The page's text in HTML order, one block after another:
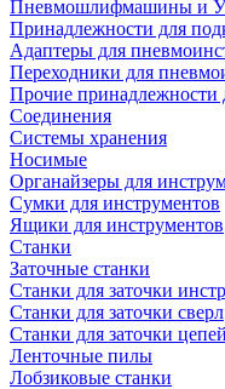
Пневмошлифмашины и
Принадлежности для
Адаптеры для
Переходники для
Прочие принадлежности
Соединения
Системы хранения
Носимые
Органайзеры для
Сумки для инструментов
Ящики для инструментов
Станки
Заточные станки
Станки для заточки
Станки для заточки сверл
Станки для заточки цепей
Ленточные пилы
Лобзиковые станки